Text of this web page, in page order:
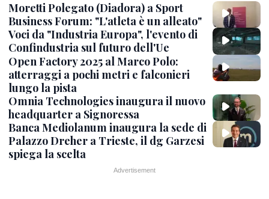
Moretti Polegato (Diadora) a Sport
Business Forum: "L'atleta è un alleato"
Voci da "Industria Europa", l'evento di
Confindustria sul futuro dell'Ue
Open Factory 2025 al Marco Polo:
atterraggi a pochi metri e falconieri
lungo la pista
Omnia Technologies inaugura il nuovo
headquarter a Signoressa
Banca Mediolanum inaugura la sede di
Palazzo Dreher a Trieste, il dg Garzesi
spiega la scelta